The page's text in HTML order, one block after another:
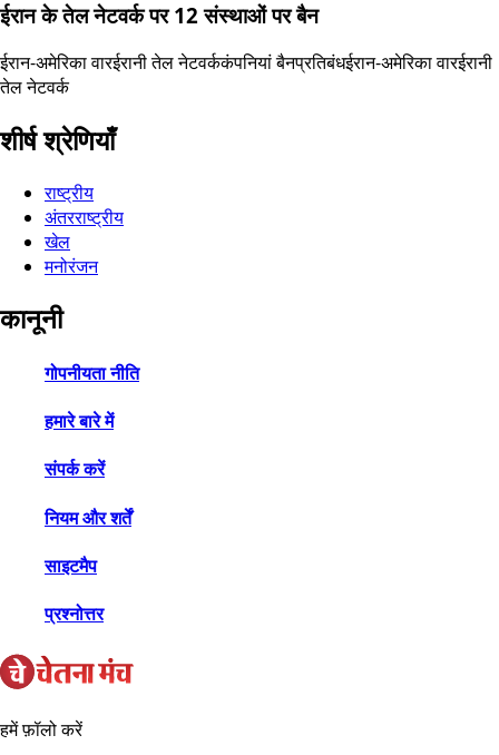
ईरान के तेल नेटवर्क पर 12 संस्थाओं पर बैन
ईरान-अमेरिका वारईरानी तेल नेटवर्ककंपनियां बैनप्रतिबंधईरान-अमेरिका वारईरानी
तेल नेटवर्क
शीर्ष श्रेणियाँ
राष्ट्रीय
अंतरराष्ट्रीय
खेल
मनोरंजन
कानूनी
गोपनीयता नीति
हमारे बारे में
संपर्क करें
नियम और शर्तें
साइटमैप
प्रश्नोत्तर
हमें फ़ॉलो करें